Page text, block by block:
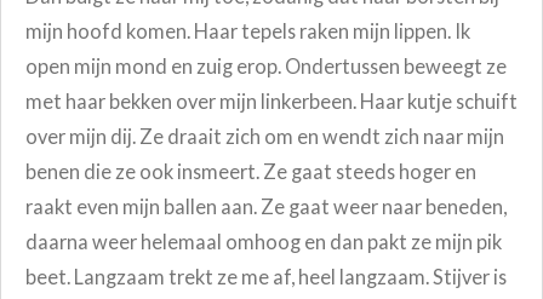
mijn hoofd komen. Haar tepels raken mijn lippen. Ik
open mijn mond en zuig erop. Ondertussen beweegt ze
met haar bekken over mijn linkerbeen. Haar kutje schuift
over mijn dij. Ze draait zich om en wendt zich naar mijn
benen die ze ook insmeert. Ze gaat steeds hoger en
raakt even mijn ballen aan. Ze gaat weer naar beneden,
daarna weer helemaal omhoog en dan pakt ze mijn pik
beet. Langzaam trekt ze me af, heel langzaam. Stijver is